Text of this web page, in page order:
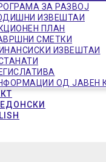
ЗА РАЗВОЈ
ИЗВЕШТАИ
ПЛАН
СМЕТКИ
ИЗВЕШТАИ
ОД ЈАВЕН